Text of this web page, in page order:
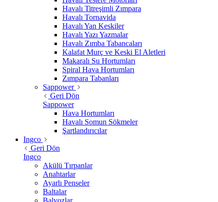
Havalı Titreşimli Zımpara
Havalı Tornavida
Havalı Yan Keskiler
Havalı Yazı Yazmalar
Havalı Zımba Tabancaları
Kalafat Murç ve Keski El Aletleri
Makaralı Su Hortumları
Spiral Hava Hortumları
Zımpara Tabanları
Sappower
Geri Dön
Sappower
Hava Hortumları
Havalı Somun Sökmeler
Şartlandırıcılar
Ingco
Geri Dön
Ingco
Akülü Tırpanlar
Anahtarlar
Ayarlı Penseler
Baltalar
Balyozlar